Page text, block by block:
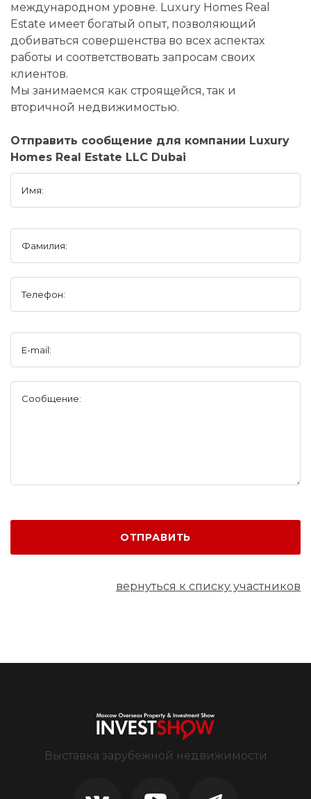
международном уровне. Luxury Homes Real
Estate имеет богатый опыт, позволяющий
добиваться совершенства во всех аспектах
работы и соответствовать запросам своих
клиентов.
Мы занимаемся как строящейся, так и
вторичной недвижимостью.
Отправить сообщение для компании Luxury
Homes Real Estate LLC Dubai
Имя:
Фамилия:
Телефон:
E-mail:
Сообщение:
ОТПРАВИТЬ
вернуться к списку участников
Выставка зарубежной недвижимости